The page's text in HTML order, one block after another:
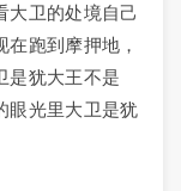
大卫的处境自己
跑到摩押地，
是犹大王不是
眼光里大卫是犹